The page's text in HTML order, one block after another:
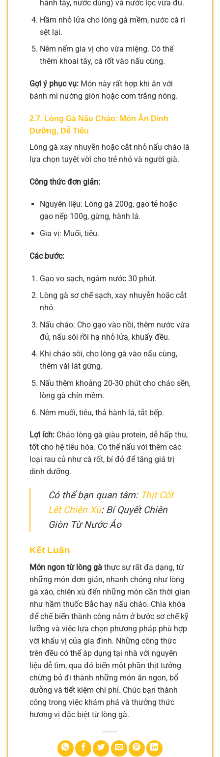
hành tây, nước dùng) và nước lọc vừa đủ.
Hầm nhỏ lửa cho lòng gà mềm, nước cà ri
sệt lại.
Nêm nếm gia vị cho vừa miệng. Có thể
thêm khoai tây, cà rốt vào nấu cùng.
Gợi ý phục vụ: Món này rất hợp khi ăn với
bánh mì nướng giòn hoặc cơm trắng nóng.
2.7. Lòng Gà Nấu Cháo: Món Ăn Dinh
Dưỡng, Dễ Tiêu
Lòng gà xay nhuyễn hoặc cắt nhỏ nấu cháo là
lựa chọn tuyệt vời cho trẻ nhỏ và người già.
Công thức đơn giản:
Nguyên liệu: Lòng gà 200g, gạo tẻ hoặc
gạo nếp 100g, gừng, hành lá.
Gia vị: Muối, tiêu.
Các bước:
Gạo vo sạch, ngâm nước 30 phút.
Lòng gà sơ chế sạch, xay nhuyễn hoặc cắt
nhỏ.
Nấu cháo: Cho gạo vào nồi, thêm nước vừa
đủ, nấu sôi rồi hạ nhỏ lửa, khuấy đều.
Khi cháo sôi, cho lòng gà vào nấu cùng,
thêm vài lát gừng.
Nấu thêm khoảng 20-30 phút cho cháo sền,
lòng gà chín mềm.
Nêm muối, tiêu, thả hành lá, tắt bếp.
Lợi ích: Cháo lòng gà giàu protein, dễ hấp thu,
tốt cho hệ tiêu hóa. Có thể nấu với thêm các
loại rau củ như cà rốt, bí đỏ để tăng giá trị
dinh dưỡng.
Có thể bạn quan tâm: Thịt Cốt
Lết Chiên Xù: Bí Quyết Chiên
Giòn Từ Nước Áo
Kết Luận
Món ngon từ lòng gà thực sự rất đa dạng, từ
những món đơn giản, nhanh chóng như lòng
gà xào, chiên xù đến những món cần thời gian
như hầm thuốc Bắc hay nấu cháo. Chìa khóa
để chế biến thành công nằm ở bước sơ chế kỹ
lưỡng và việc lựa chọn phương pháp phù hợp
với khẩu vị của gia đình. Những công thức
trên đều có thể áp dụng tại nhà với nguyên
liệu dễ tìm, qua đó biến một phần thịt tưởng
chừng bỏ đi thành những món ăn ngon, bổ
dưỡng và tiết kiệm chi phí. Chúc bạn thành
công trong việc khám phá và thưởng thức
hương vị đặc biệt từ lòng gà.